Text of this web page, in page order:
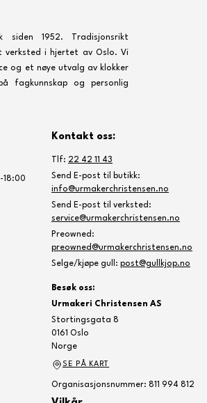
siden 1952. Tradisjonsrikt
verksted i hjertet av Oslo. Vi
og et nøye utvalg av klokker
fagkunnskap og personlig
18:00
Kontakt oss:
Tlf: 22 42 11 43
Send E-post til butikk:
info@urmakerchristensen.no
Send E-post til verksted:
service@urmakerchristensen.no
Preowned:
preowned@urmakerchristensen.no
Selge/kjøpe gull: post@gullkjop.no
Besøk oss:
Urmakeri Christensen AS
Stortingsgata 8
0161 Oslo
Norge
SE PÅ KART
Organisasjonsnummer: 811 994 812